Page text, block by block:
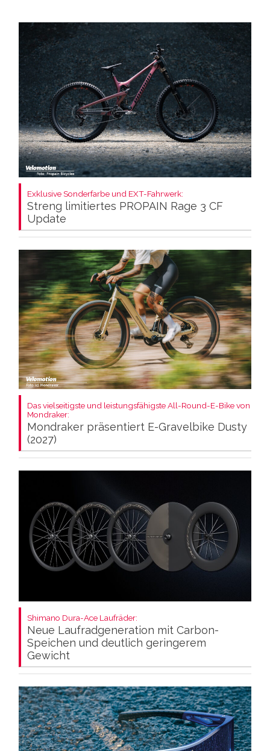
Exklusive Sonderfarbe und EXT-Fahrwerk:
Streng limitiertes PROPAIN Rage 3 CF
Update
Das vielseitigste und leistungsfähigste All-Round-E-Bike von
Mondraker:
Mondraker präsentiert E-Gravelbike Dusty
(2027)
Shimano Dura-Ace Laufräder:
Neue Laufradgeneration mit Carbon-
Speichen und deutlich geringerem
Gewicht